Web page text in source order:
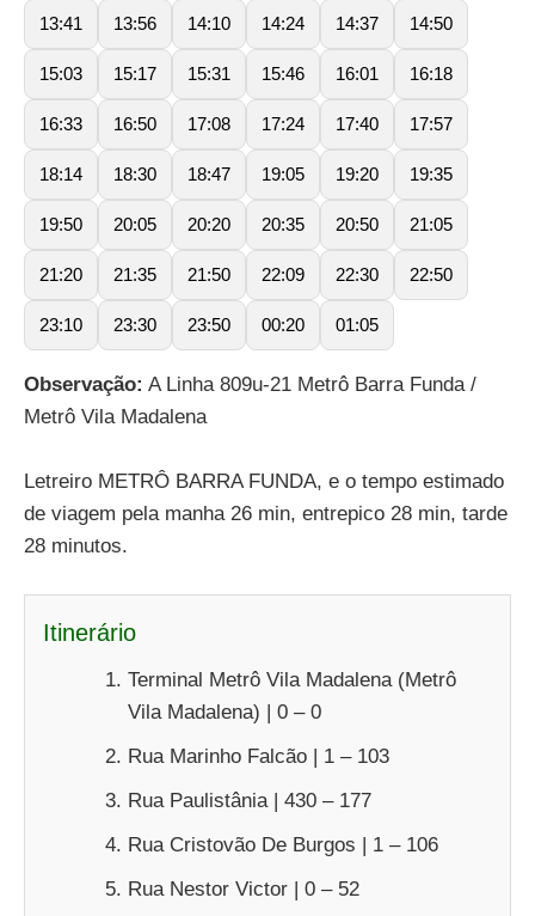
13:41 13:56 14:10 14:24 14:37 14:50
15:03 15:17 15:31 15:46 16:01 16:18
16:33 16:50 17:08 17:24 17:40 17:57
18:14 18:30 18:47 19:05 19:20 19:35
19:50 20:05 20:20 20:35 20:50 21:05
21:20 21:35 21:50 22:09 22:30 22:50
23:10 23:30 23:50 00:20 01:05
Observação: A Linha 809u-21 Metrô Barra Funda /
Metrô Vila Madalena
Letreiro METRÔ BARRA FUNDA, e o tempo estimado
de viagem pela manha 26 min, entrepico 28 min, tarde
28 minutos.
Itinerário
Terminal Metrô Vila Madalena (Metrô
Vila Madalena) | 0 – 0
Rua Marinho Falcão | 1 – 103
Rua Paulistânia | 430 – 177
Rua Cristovão De Burgos | 1 – 106
Rua Nestor Victor | 0 – 52